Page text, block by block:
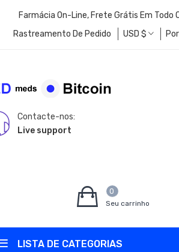
Farmácia On-Line, Frete Grátis Em Todo
Rastreamento De Pedido
USD $
Contacte-nos:
Live support
LISTA DE CATEGORIAS
0
Seu carrinho